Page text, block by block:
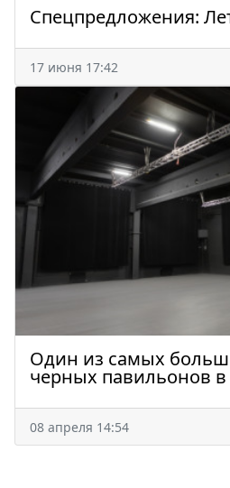
Спецпредложения:
17 июня 17:42
Один из самых
черных павильонов
08 апреля 14:54